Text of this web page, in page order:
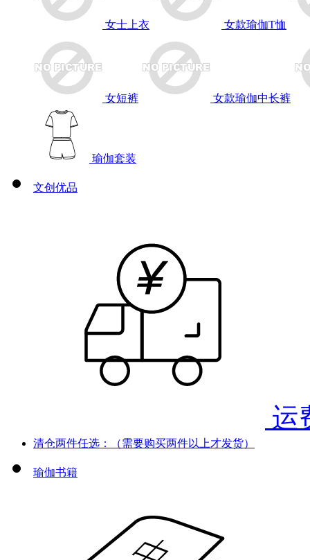
女士上衣 女款瑜伽T恤
女短裤 女款瑜伽中长裤
瑜伽套装
文创优品
运
清仓两件任选：（需要购买两件以上才发货）
瑜伽书籍